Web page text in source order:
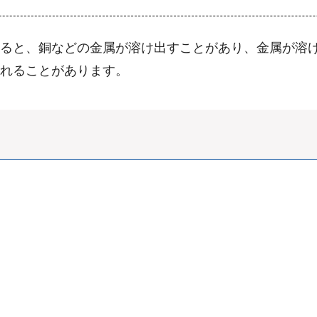
と、銅などの金属が溶け出すことがあり、金属が溶
ることがあります。